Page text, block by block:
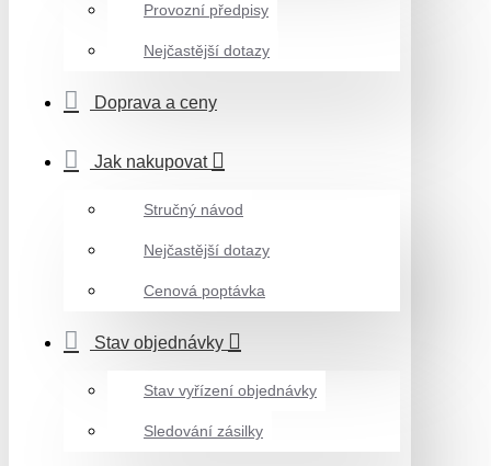
Provozní předpisy
Nejčastější dotazy
Doprava a ceny
Jak nakupovat
Stručný návod
Nejčastější dotazy
Cenová poptávka
Stav objednávky
Stav vyřízení objednávky
Sledování zásilky